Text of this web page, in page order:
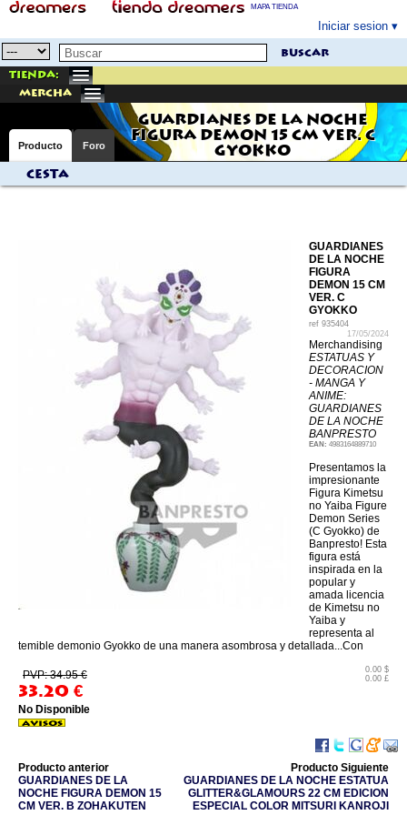
MAPA TIENDA
Iniciar sesion
buscar
Tienda:
mercha
GUARDIANES DE LA NOCHE
FIGURA DEMON 15 CM VER. C
GYOKKO
Producto Foro
Cesta
GUARDIANES
DE LA NOCHE
FIGURA
DEMON 15 CM
VER. C
GYOKKO
ref 935404
17/05/2024
Merchandising
ESTATUAS Y
DECORACION
- MANGA Y
ANIME:
GUARDIANES
DE LA NOCHE
BANPRESTO
EAN: 4983164889710
Presentamos la
impresionante
Figura Kimetsu
no Yaiba Figure
Demon Series
(C Gyokko) de
Banpresto! Esta
figura está
inspirada en la
popular y
amada licencia
de Kimetsu no
Yaiba y
representa al
temible demonio Gyokko de una manera asombrosa y detallada...Con
PVP: 34.95 €
33.20 €
0.00 $
0.00 £
No Disponible
Producto anterior
GUARDIANES DE LA
NOCHE FIGURA DEMON 15
CM VER. B ZOHAKUTEN
Producto Siguiente
GUARDIANES DE LA NOCHE ESTATUA
GLITTER&GLAMOURS 22 CM EDICION
ESPECIAL COLOR MITSURI KANROJI